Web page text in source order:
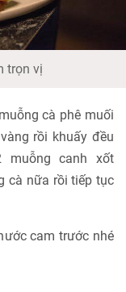
trọn vị
cà phê muối
rồi khuấy đều
canh xốt
cà nữa rồi tiếp tục
cam trước nhé